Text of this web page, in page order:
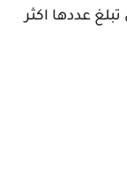
عددها اكثر